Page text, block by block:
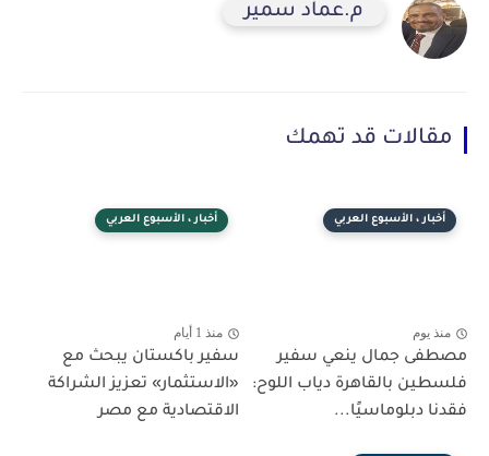
م.عماد سمير
مقالات قد تهمك
أخبار ، الأسبوع العربي
منذ يوم
مصطفى جمال ينعي سفير
فلسطين بالقاهرة دياب اللوح:
فقدنا دبلوماسيًا...
أخبار ، الأسبوع العربي
منذ 1 أيام
سفير باكستان يبحث مع
«الاستثمار» تعزيز الشراكة
الاقتصادية مع مصر